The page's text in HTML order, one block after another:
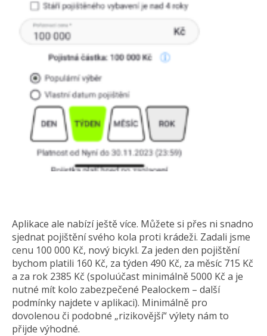
Aplikace ale nabízí ještě více. Můžete si přes ni snadno
sjednat pojištění svého kola proti krádeži. Zadali jsme
cenu 100 000 Kč, nový bicykl. Za jeden den pojištění
bychom platili 160 Kč, za týden 490 Kč, za měsíc 715 Kč
a za rok 2385 Kč (spoluúčast minimálně 5000 Kč a je
nutné mít kolo zabezpečené Pealockem – další
podmínky najdete v aplikaci). Minimálně pro
dovolenou či podobné „rizikovější“ výlety nám to
přijde výhodné.